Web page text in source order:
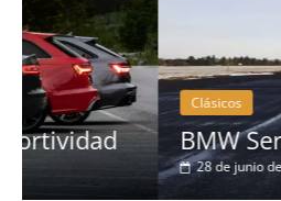
Clásicos
BMW Serie 7: lujo
28 de junio de 2022